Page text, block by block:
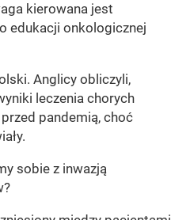
kierowana jest
edukacji onkologicznej
Anglicy obliczyli,
leczenia chorych
pandemią, choć
sobie z inwazją